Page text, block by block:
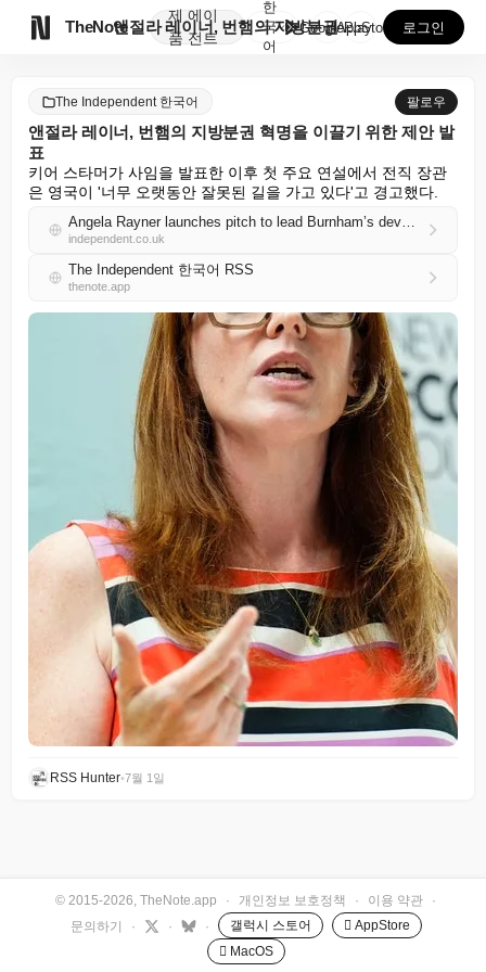
TheNote
제
품
에이
전트
앤절라 레이너, 번햄의 지방분권 혁명을 이끌기 위한 제...
한
국
어
GooglePlay
AppStore 로그인
The Independent 한국어 팔로우
앤절라 레이너, 번햄의 지방분권 혁명을 이끌기 위한 제안 발
표
키어 스타머가 사임을 발표한 이후 첫 주요 연설에서 전직 장관
은 영국이 '너무 오랫동안 잘못된 길을 가고 있다'고 경고했다.
Angela Rayner launches pitch to lead Burnham’s devolution revolution
independent.co.uk
The Independent 한국어 RSS
thenote.app
RSS Hunter•7월 1일
© 2015-2026, TheNote.app · 개인정보 보호정책 · 이용 약관
·
문의하기
· · · 갤럭시 스토어
 AppStore
 MacOS